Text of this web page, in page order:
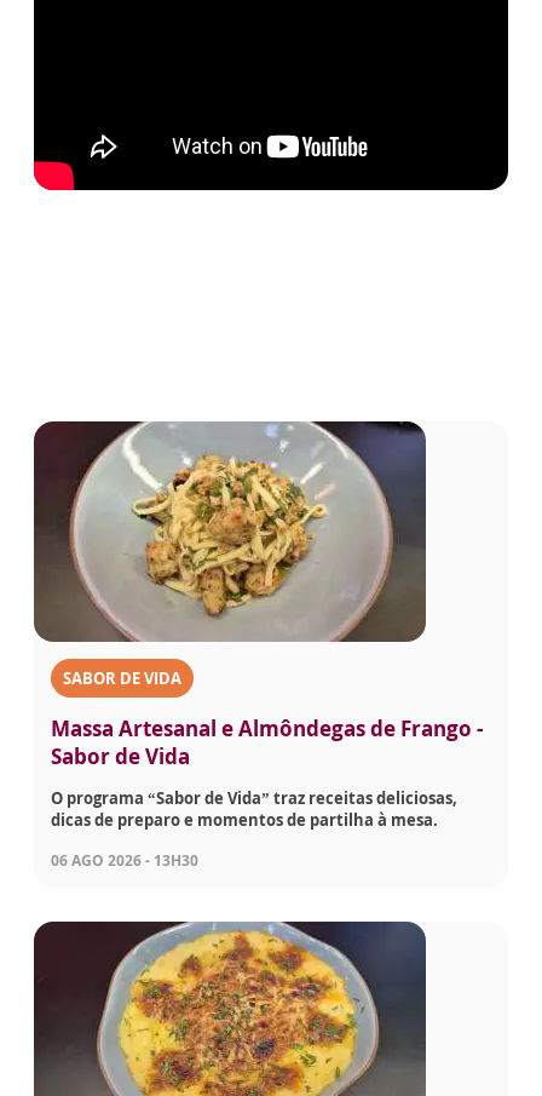
SABOR DE VIDA
Massa Artesanal e Almôndegas de Frango -
Sabor de Vida
O programa “Sabor de Vida” traz receitas deliciosas,
dicas de preparo e momentos de partilha à mesa.
06 AGO 2026 - 13H30